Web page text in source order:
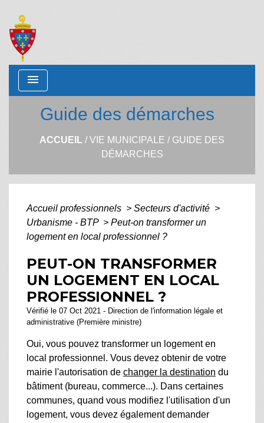
menu
Guide des démarches
ACCUEIL /VIE MUNICIPALE / GUIDE DES
DÉMARCHES
Accueil professionnels > Secteurs d'activité >
Urbanisme - BTP > Peut-on transformer un
logement en local professionnel ?
PEUT-ON TRANSFORMER
UN LOGEMENT EN LOCAL
PROFESSIONNEL ?
Vérifié le 07 Oct 2021 - Direction de l'information légale et
administrative (Première ministre)
Oui, vous pouvez transformer un logement en
local professionnel. Vous devez obtenir de votre
mairie l'autorisation de changer la destination du
bâtiment (bureau, commerce...). Dans certaines
communes, quand vous modifiez l'utilisation d'un
logement, vous devez également demander